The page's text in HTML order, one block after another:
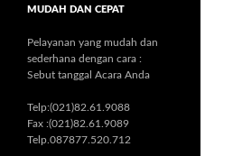
MUDAH DAN CEPAT
Pelayanan yang mudah dan
sederhana dengan cara :
Sebut tanggal Acara Anda
Telp:(021)82.61.9088
Fax :(021)82.61.9089
Telp.087877.520.712